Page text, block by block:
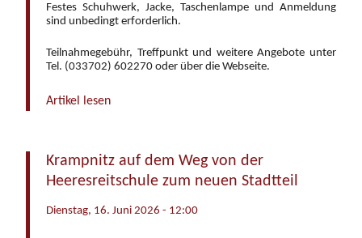
Festes Schuhwerk, Jacke, Taschenlampe und Anmeldung
sind unbedingt erforderlich.
Teilnahmegebühr, Treffpunkt und weitere Angebote unter
Tel. (033702) 602270 oder über die Webseite.
Artikel lesen
Krampnitz auf dem Weg von der
Heeresreitschule zum neuen Stadtteil
Dienstag, 16. Juni 2026 - 12:00